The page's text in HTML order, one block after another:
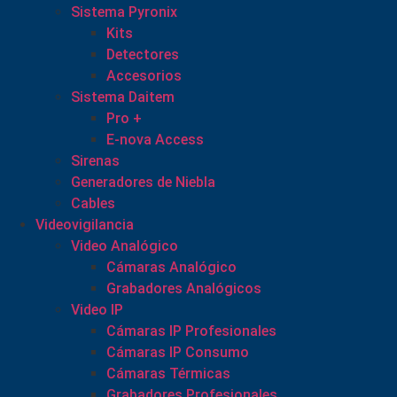
Sistema Pyronix
Kits
Detectores
Accesorios
Sistema Daitem
Pro +
E-nova Access
Sirenas
Generadores de Niebla
Cables
Videovigilancia
Video Analógico
Cámaras Analógico
Grabadores Analógicos
Video IP
Cámaras IP Profesionales
Cámaras IP Consumo
Cámaras Térmicas